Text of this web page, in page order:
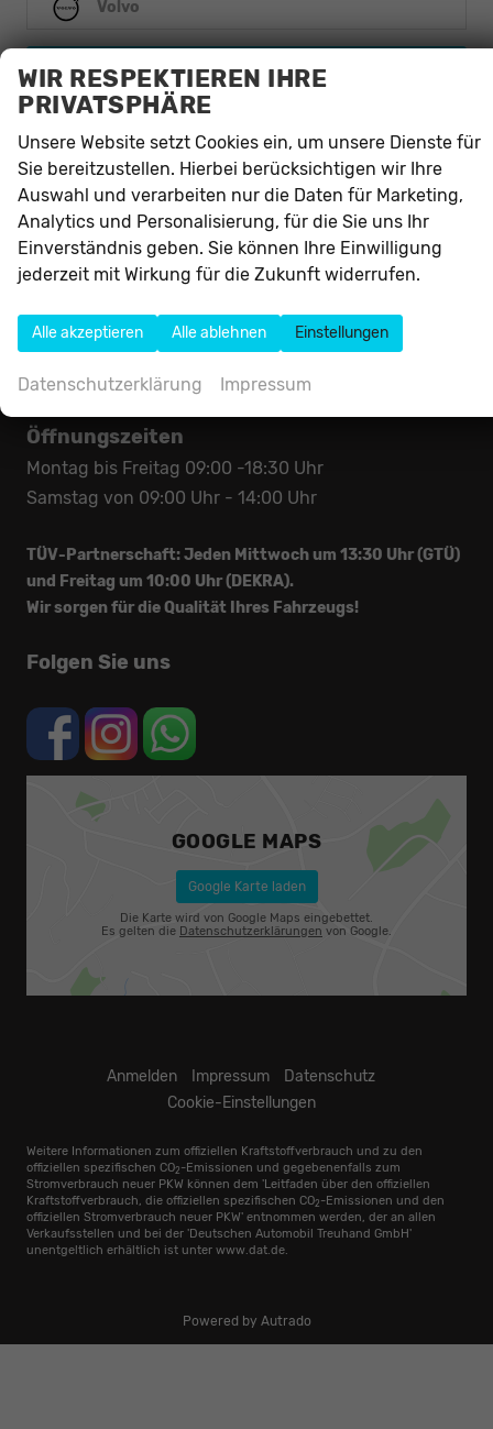
Volvo
Autohaus Alliance e.K.
Mittelweg 83
Telefon: 02522-8312050
Telefax:
02522-8312052
Öffnungszeiten
Montag bis Freitag 09:00 -18:30 Uhr
Samstag von 09:00 Uhr - 14:00 Uhr
TÜV-Partnerschaft: Jeden Mittwoch um 13:30 Uhr (GTÜ)
und Freitag um 10:00 Uhr (DEKRA).
Wir sorgen für die Qualität Ihres Fahrzeugs!
Folgen Sie uns
GOOGLE MAPS
Google Karte laden
Die Karte wird von Google Maps eingebettet.
Es gelten die Datenschutzerklärungen von Google.
Anmelden Impressum
Datenschutz
Cookie-Einstellungen
Weitere Informationen zum offiziellen Kraftstoffverbrauch und zu den
offiziellen spezifischen CO2 -Emissionen und gegebenenfalls zum
Stromverbrauch neuer PKW können dem 'Leitfaden über den offiziellen
Kraftstoffverbrauch, die offiziellen spezifischen CO2 -Emissionen und den
offiziellen Stromverbrauch neuer PKW' entnommen werden, der an allen
Verkaufsstellen und bei der 'Deutschen Automobil Treuhand GmbH'
unentgeltlich erhältlich ist unter www.dat.de.
Powered by Autrado
WIR RESPEKTIEREN IHRE
PRIVATSPHÄRE
Unsere Website setzt Cookies ein, um unsere Dienste für
Sie bereitzustellen. Hierbei berücksichtigen wir Ihre
Auswahl und verarbeiten nur die Daten für Marketing,
Analytics und Personalisierung, für die Sie uns Ihr
Einverständnis geben. Sie können Ihre Einwilligung
jederzeit mit Wirkung für die Zukunft widerrufen.
Alle akzeptieren Alle ablehnen Einstellungen
Datenschutzerklärung Impressum